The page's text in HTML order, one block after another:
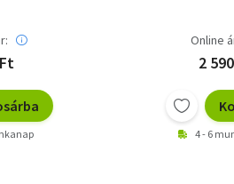
Online
2
4 - 6